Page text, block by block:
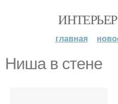
главная
Ниша в стене